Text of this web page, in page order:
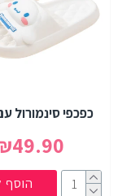
כפכפי סינמורול
הוסף